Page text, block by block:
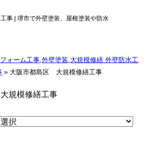
事 | 堺市で外壁塗装、屋根塗装や防水
フォーム工事,外壁塗装,大規模修繕 外壁防水工
» 大阪市都島区 大規模修繕工事
規模修繕工事